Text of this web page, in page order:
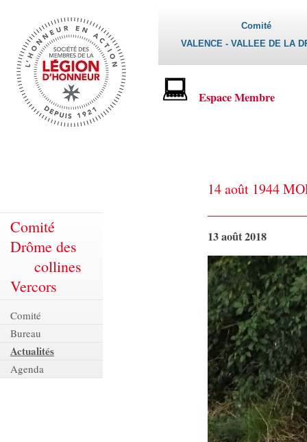
Comité
VALENCE - VALLEE DE LA
Espace Membre
Comité
Drôme des
collines
Vercors
Comité
Bureau
Actualités
Agenda
14 août 1944
13 août 2018